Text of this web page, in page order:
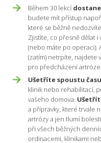
Během 30 lekcí
budete mít přístup
které se běžně
Zjistíte, co přesně dělat i
(nebo máte po operaci).
(zatím) netrpíte, najdete
pro předcházení artróze.
Ušetříte spoustu
klinik nebo rehabilitací,
vašeho domova.
a přípravky, které trvale
artrózy a jen tlumí
při všech běžných
ordinacemi, klinikami